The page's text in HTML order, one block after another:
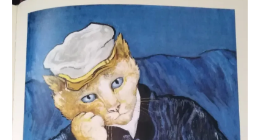
PRIETENI APROPIATI
Victor Sosea – Designer
PRIETENI DIN AFARA BRESLEI
GloryBox.ro
Vreau-schimbare.ro